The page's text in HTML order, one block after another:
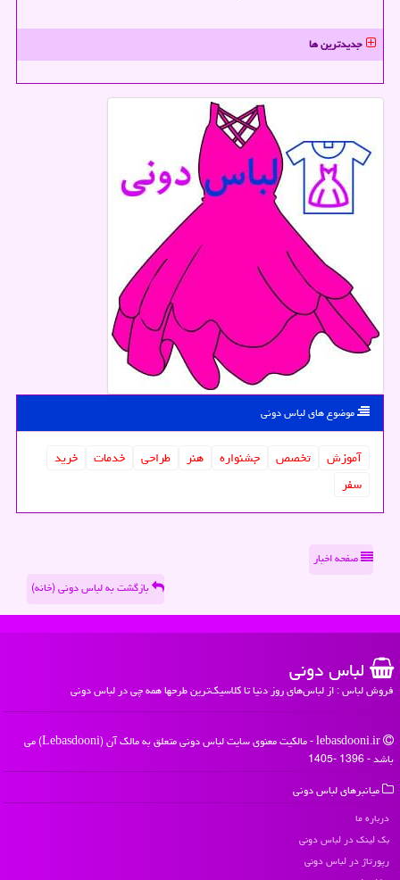
جدیدترین ها
موضوع های لباس دونی
آموزش تخصص جشنواره هنر طراحی خدمات
خرید
سفر
صفحه اخبار
بازگشت به لباس دونی (خانه)
لباس دونی
فروش لباس : از لباس‌های روز دنیا تا کلاسیک‌ترین طرحها همه چی در لباس دونی
lebasdooni.ir - مالکیت معنوی سایت لباس دونی متعلق به مالک آن (Lebasdooni) می
باشد - 1396 -1405
میانبرهای لباس دونی
درباره ما
بک لینک در لباس دونی
رپورتاژ در لباس دونی